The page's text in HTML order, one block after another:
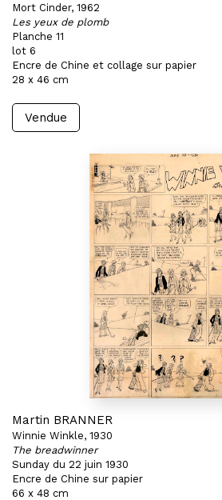
Mort Cinder, 1962
Les yeux de plomb
Planche 11
lot 6
Encre de Chine et collage sur papier
28 x 46 cm
Vendue
Martin BRANNER
Winnie Winkle, 1930
The breadwinner
Sunday du 22 juin 1930
Encre de Chine sur papier
66 x 48 cm